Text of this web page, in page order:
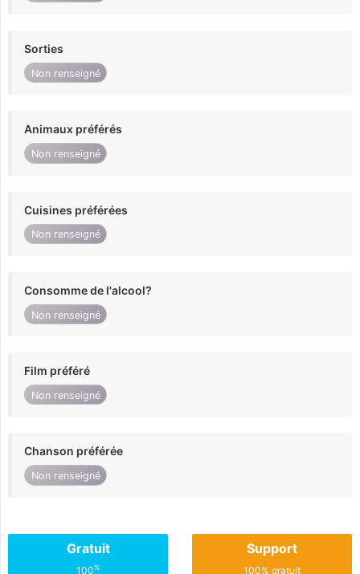
Sorties
Non renseigné
Animaux préférés
Non renseigné
Cuisines préférées
Non renseigné
Consomme de l'alcool?
Non renseigné
Film préféré
Non renseigné
Chanson préférée
Non renseigné
Gratuit
100%
Support
100% gratuit